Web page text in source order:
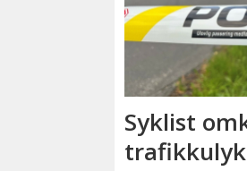
Syklist